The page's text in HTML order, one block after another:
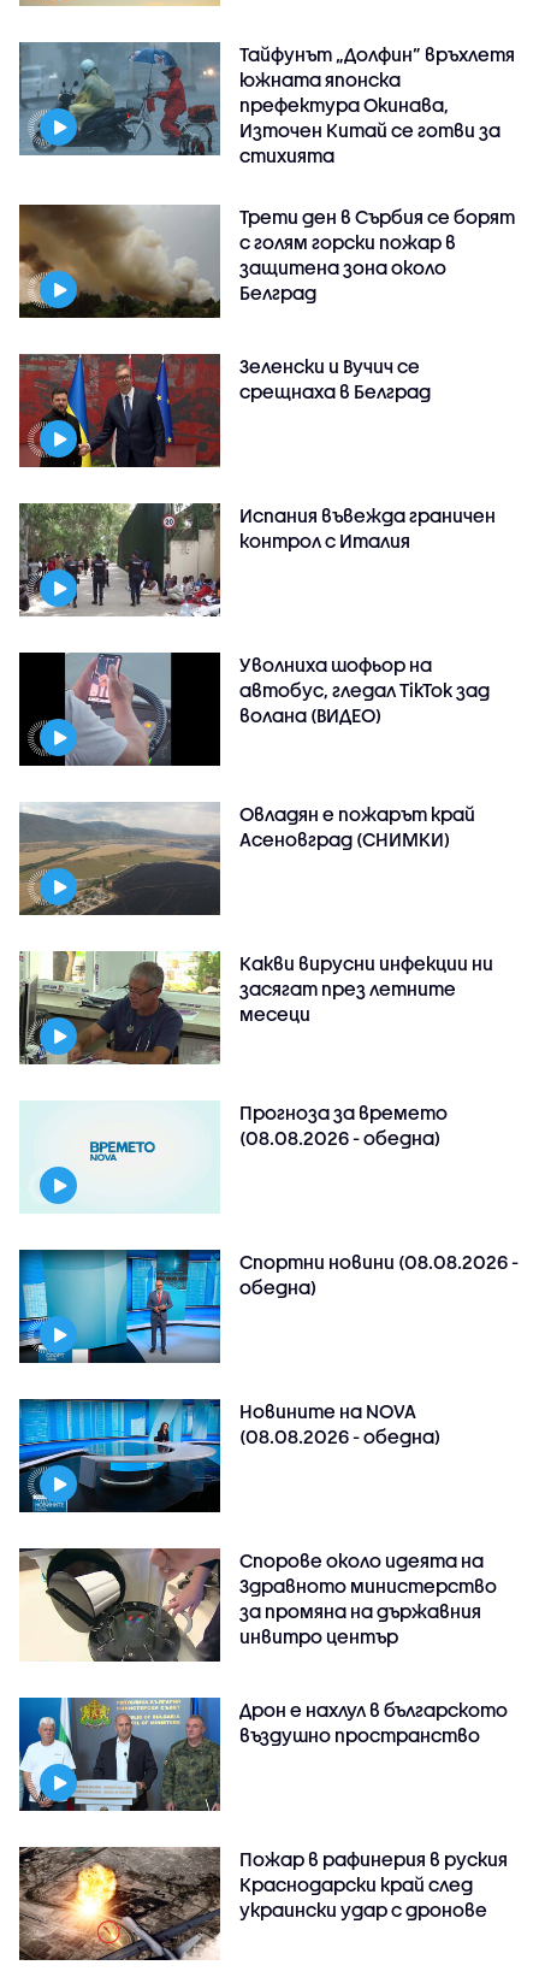
Тайфунът „Долфин” връхлетя
южната японска
префектура Окинава,
Източен Китай се готви за
стихията
Трети ден в Сърбия се борят
с голям горски пожар в
защитена зона около
Белград
Зеленски и Вучич се
срещнаха в Белград
Испания въвежда граничен
контрол с Италия
Уволниха шофьор на
автобус, гледал TikTok зад
волана (ВИДЕО)
Овладян е пожарът край
Асеновград (СНИМКИ)
Какви вирусни инфекции ни
засягат през летните
месеци
Прогноза за времето
(08.08.2026 - обедна)
Спортни новини (08.08.2026 -
обедна)
Новините на NOVA
(08.08.2026 - обедна)
Спорове около идеята на
Здравното министерство
за промяна на държавния
инвитро център
Дрон е нахлул в българското
въздушно пространство
Пожар в рафинерия в руския
Краснодарски край след
украински удар с дронове